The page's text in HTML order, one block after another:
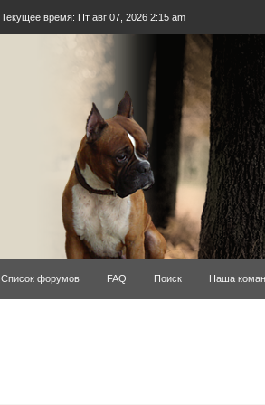
Текущее время: Пт авг 07, 2026 2:15 am
Список форумов FAQ Поиск Наша